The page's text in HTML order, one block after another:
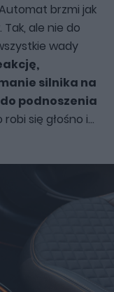
brzmi jak
ale nie do
wady
silnika na
podnoszenia
się głośno i...